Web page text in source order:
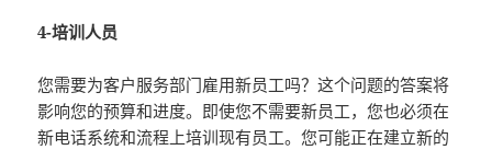
4-培训人员
您需要为客户服务部门雇用新员工吗？这个问题的答案将
影响您的预算和进度。即使您不需要新员工，您也必须在
新电话系统和流程上培训现有员工。您可能正在建立新的